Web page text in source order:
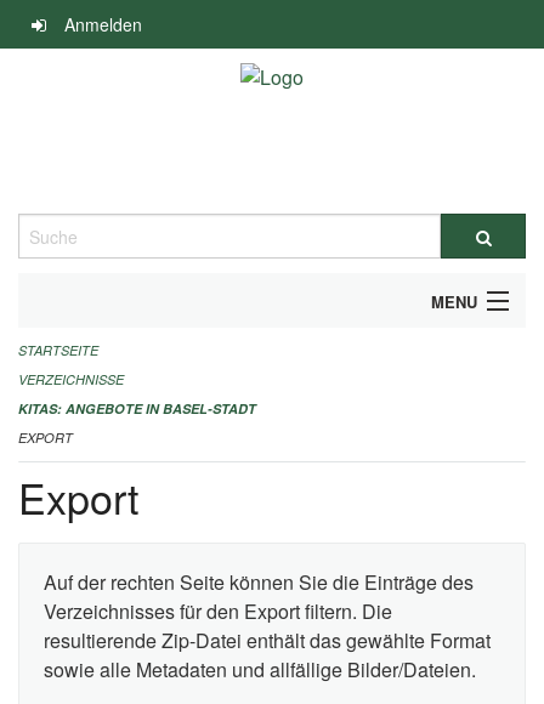
Navigation
überspringen
Anmelden
Suche
MENU
ALLGEMEINE INFORMATIONEN
IMPRESSUM
STARTSEITE
VERZEICHNISSE
KITAS: ANGEBOTE IN BASEL-STADT
EXPORT
Export
Auf der rechten Seite können Sie die Einträge des
Verzeichnisses für den Export filtern. Die
resultierende Zip-Datei enthält das gewählte Format
sowie alle Metadaten und allfällige Bilder/Dateien.